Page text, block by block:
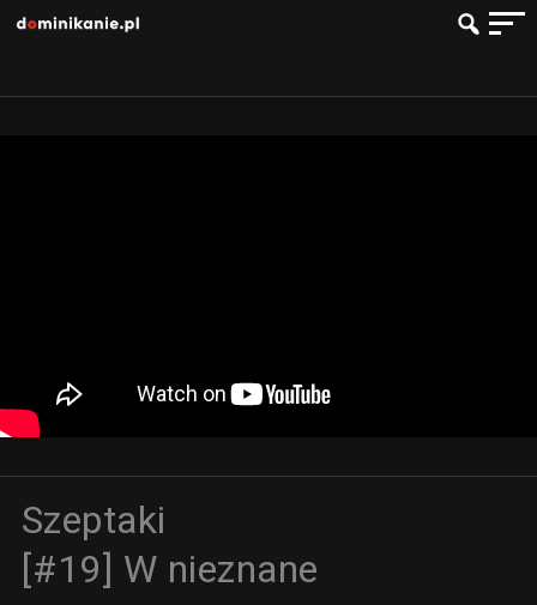
Szeptaki
[#19] W nieznane